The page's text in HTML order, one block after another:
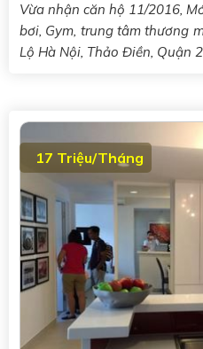
Vừa nhận căn hộ 11/2016,
bơi, Gym, trung tâm thương
Lộ Hà Nội, Thảo Điền, Quận 2
17 Triệu/Tháng